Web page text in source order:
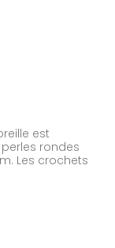
est
rondes
Les crochets